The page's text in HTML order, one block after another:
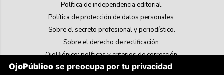
Política de independencia editorial.
Política de protección de datos personales.
Sobre el secreto profesional y periodístico.
Sobre el derecho de rectificación.
OjoBiónico: políticas y criterios de corrección.
Sobre libertad de información frente a pedidos de retiro de contenidos.
OjoPúblico se preocupa por tu privacidad